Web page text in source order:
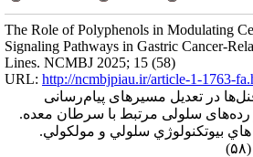
The Role of Polyphenols in Modulating
Signaling Pathways in Gastric Cancer-
Lines. NCMBJ 2025; 15 (58)
URL: http://ncmbjpiau.ir/article-1-1763-
در تعدیل مسیرهای پیام‌رسانی
سلولی مرتبط با سرطان معده.
هاي بيوتكنولوژي سلولي و مولكولي.